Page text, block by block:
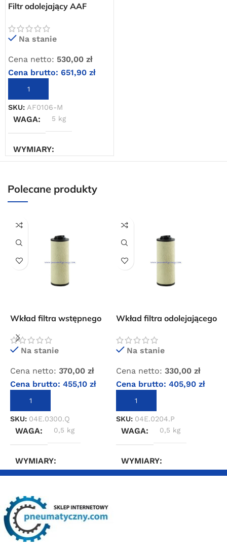
Filtr odolejający AAF
Na stanie
Cena netto: 530,00 zł
Cena brutto: 651,90 zł
DODAJ DO KOSZYKA
SKU: AF0106-M
WAGA 5 kg
WYMIARY
Polecane produkty
Wkład filtra wstępnego
Na stanie
Cena netto: 370,00 zł
Cena brutto: 455,10 zł
DODAJ DO KOSZYKA
SKU: 04E.0300.Q
WAGA 0,5 kg
WYMIARY
Wkład filtra odolejającego
Na stanie
Cena netto: 330,00 zł
Cena brutto: 405,90 zł
DODAJ DO KOSZYKA
SKU: 04E.0204.P
WAGA 0,5 kg
WYMIARY